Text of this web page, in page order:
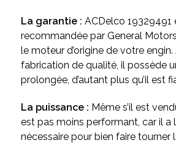
La garantie : ACDelco 19329491
recommandée par General
le moteur d’origine de votre engin.
fabrication de qualité, il possède
prolongée, d’autant plus qu’il est
La puissance : Même s’il est
est pas moins performant, car il a
nécessaire pour bien faire tourner